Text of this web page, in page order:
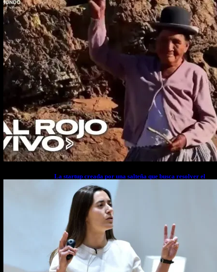
La startup creada por una salteña que busca resolver el
estrés financiero en Latinoamérica